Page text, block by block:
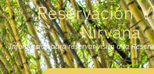
Reservación
Nirvana
Información para reservar visita a la